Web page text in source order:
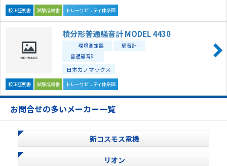
校正証明書 試験成績書 トレーサビリティ体系図
積分形普通騒音計 MODEL 4430
環境測定器
騒音計
普通騒音計
日本カノマックス
校正証明書 試験成績書 トレーサビリティ体系図
お問合せの多いメーカー一覧
新コスモス電機
リオン